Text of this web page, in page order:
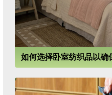
如何选择卧室纺织品以确